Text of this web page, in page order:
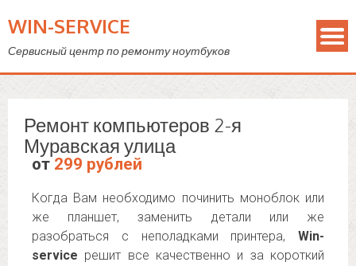
WIN-SERVICE
Сервисный центр по ремонту ноутбуков
Ремонт компьютеров 2-я
Муравская улица
от 299 рублей
Когда Вам необходимо починить моноблок или
же планшет, заменить детали или же
разобраться с неполадками принтера, Win-
service решит все качественно и за короткий